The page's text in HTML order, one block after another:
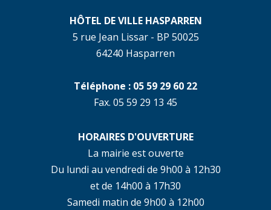
HÔTEL DE VILLE HASPARREN
5 rue Jean Lissar - BP 50025
64240 Hasparren
Téléphone : 05 59 29 60 22
Fax. 05 59 29 13 45
HORAIRES D'OUVERTURE
La mairie est ouverte
Du lundi au vendredi de 9h00 à 12h30
et de 14h00 à 17h30
Samedi matin de 9h00 à 12h00